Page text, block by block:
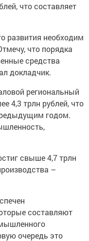
что составляет
развития необходим
что порядка
средства
докладчик.
региональный
4,3 трлн рублей, что
годом.
свыше 4,7 трлн
–
составляют
очередь это